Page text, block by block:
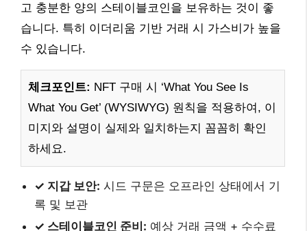
고 충분한 양의 스테이블코인을 보유하는 것이 좋
습니다. 특히 이더리움 기반 거래 시 가스비가 높을
수 있습니다.
체크포인트: NFT 구매 시 ‘What You See Is
What You Get’ (WYSIWYG) 원칙을 적용하여, 이
미지와 설명이 실제와 일치하는지 꼼꼼히 확인
하세요.
✓ 지갑 보안: 시드 구문은 오프라인 상태에서 기
록 및 보관
✓ 스테이블코인 준비: 예상 거래 금액 + 수수료